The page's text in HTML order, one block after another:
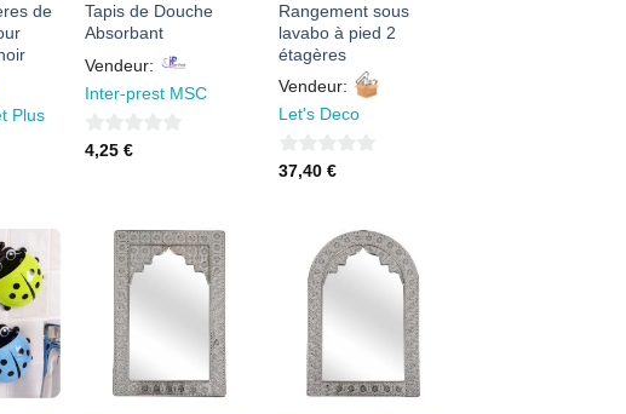
de
Plus
Tapis de Douche
Absorbant
Vendeur:
Inter-prest MSC
0
4,25 €
Rangement sous
lavabo à pied 2
étagères
Vendeur:
Let's Deco
0
37,40 €
AJOUTER
FAVORIS
AJOUTER
FAVORIS